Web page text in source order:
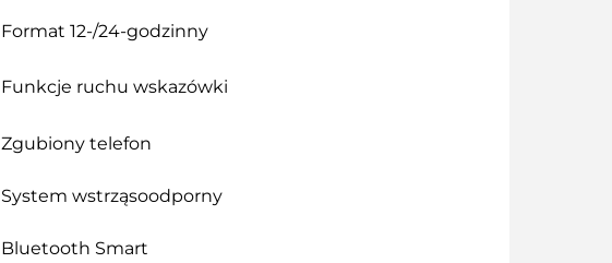
Format 12-/24-godzinny
Funkcje ruchu wskazówki
Zgubiony telefon
System wstrząsoodporny
Bluetooth Smart